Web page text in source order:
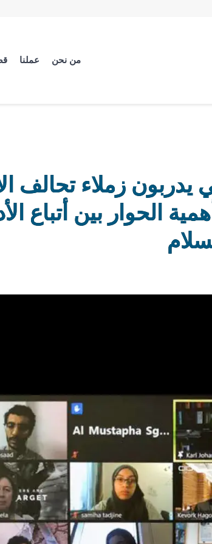
من نحن عملنا
يدربون زملاء تحالف
الحوار بين أتباع